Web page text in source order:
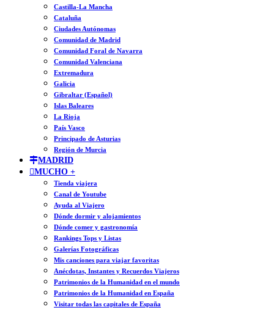
Castilla-La Mancha
Cataluña
Ciudades Autónomas
Comunidad de Madrid
Comunidad Foral de Navarra
Comunidad Valenciana
Extremadura
Galicia
Gibraltar (Español)
Islas Baleares
La Rioja
País Vasco
Principado de Asturias
Región de Murcia
MADRID
MUCHO +
Tienda viajera
Canal de Youtube
Ayuda al Viajero
Dónde dormir y alojamientos
Dónde comer y gastronomía
Rankings Tops y Listas
Galerías Fotográficas
Mis canciones para viajar favoritas
Anécdotas, Instantes y Recuerdos Viajeros
Patrimonios de la Humanidad en el mundo
Patrimonios de la Humanidad en España
Visitar todas las capitales de España